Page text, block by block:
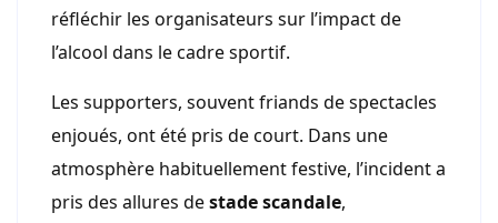
réfléchir les organisateurs sur l’impact de
l’alcool dans le cadre sportif.
Les supporters, souvent friands de spectacles
enjoués, ont été pris de court. Dans une
atmosphère habituellement festive, l’incident a
pris des allures destade scandale,